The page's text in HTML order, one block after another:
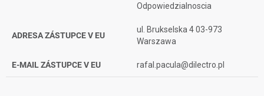
Odpowiedzialnoscia
ADRESA ZÁSTUPCE V EU
ul. Brukselska 4 03-973
Warszawa
E-MAIL ZÁSTUPCE V EU rafal.pacula@dilectro.pl